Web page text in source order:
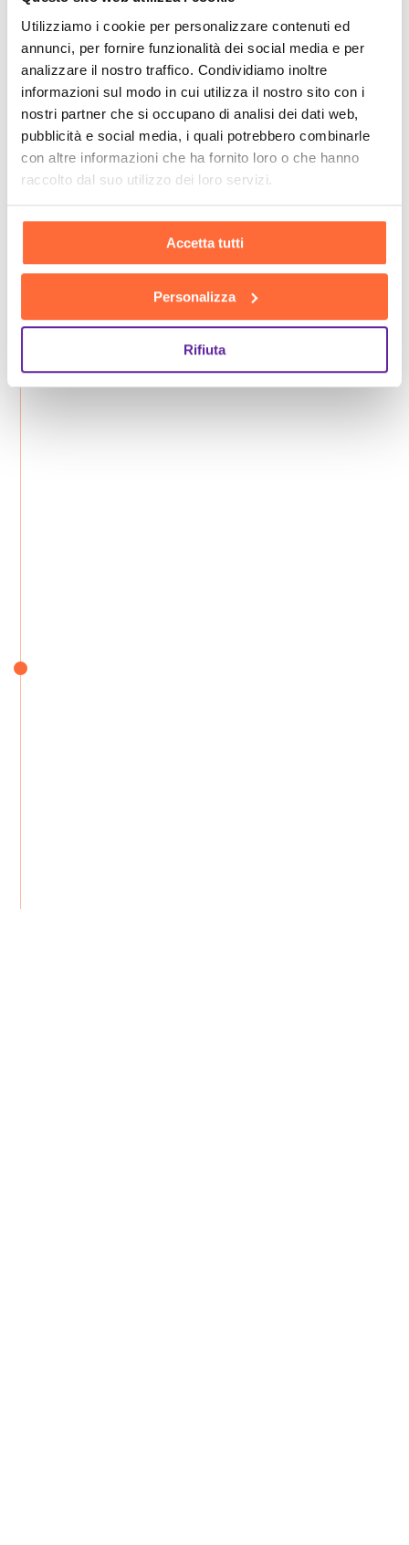
Utilizziamo i cookie per personalizzare contenuti ed
annunci, per fornire funzionalità dei social media e per
analizzare il nostro traffico. Condividiamo inoltre
informazioni sul modo in cui utilizza il nostro sito con i
nostri partner che si occupano di analisi dei dati web,
pubblicità e social media, i quali potrebbero combinarle
con altre informazioni che ha fornito loro o che hanno
raccolto dal suo utilizzo dei loro servizi.
Accetta tutti
Personalizza
Rifiuta